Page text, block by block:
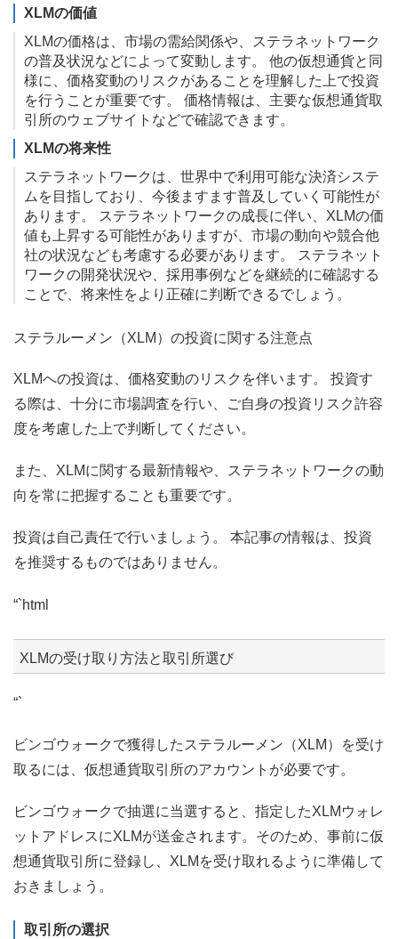
XLMの価値
XLMの価格は、市場の需給関係や、ステラネットワーク
の普及状況などによって変動します。 他の仮想通貨と同
様に、価格変動のリスクがあることを理解した上で投資
を行うことが重要です。 価格情報は、主要な仮想通貨取
引所のウェブサイトなどで確認できます。
XLMの将来性
ステラネットワークは、世界中で利用可能な決済システ
ムを目指しており、今後ますます普及していく可能性が
あります。 ステラネットワークの成長に伴い、XLMの価
値も上昇する可能性がありますが、市場の動向や競合他
社の状況なども考慮する必要があります。 ステラネット
ワークの開発状況や、採用事例などを継続的に確認する
ことで、将来性をより正確に判断できるでしょう。
ステラルーメン（XLM）の投資に関する注意点
XLMへの投資は、価格変動のリスクを伴います。 投資す
る際は、十分に市場調査を行い、ご自身の投資リスク許容
度を考慮した上で判断してください。
また、XLMに関する最新情報や、ステラネットワークの動
向を常に把握することも重要です。
投資は自己責任で行いましょう。 本記事の情報は、投資
を推奨するものではありません。
“`html
XLMの受け取り方法と取引所選び
“`
ビンゴウォークで獲得したステラルーメン（XLM）を受け
取るには、仮想通貨取引所のアカウントが必要です。
ビンゴウォークで抽選に当選すると、指定したXLMウォレ
ットアドレスにXLMが送金されます。そのため、事前に仮
想通貨取引所に登録し、XLMを受け取れるように準備して
おきましょう。
取引所の選択